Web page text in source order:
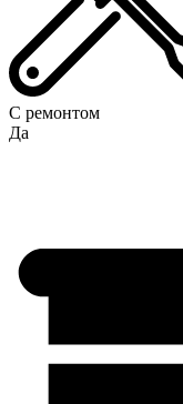
С ремонтом
Да